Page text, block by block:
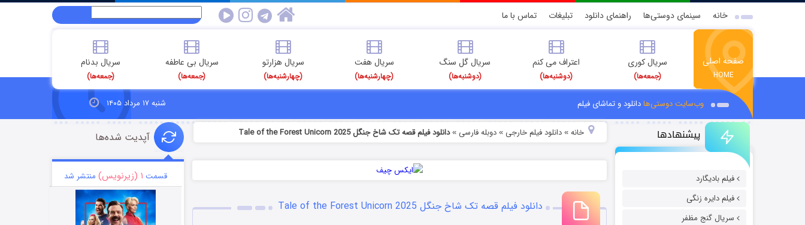
خانه سینمای دوستی‌ها راهنمای دانلود تبلیغات تماس با ما
صفحه اصلی
HOME
سریال کوری
(جمعه‌ها)
اعتراف می کنم
(دوشنبه‌ها)
سریال گل سنگ
(دوشنبه‌ها)
سریال هفت
(چهارشنبه‌ها)
سریال هزارتو
(چهارشنبه‌ها)
سریال بی عاطفه
(جمعه‌ها)
سریال بدنام
(جمعه‌ها)
وب‌سایت دوستی‌هادانلود و تماشای فیلم شنبه ۱۷ مرداد ۱۴۰۵
پیشنهادها
فیلم بادیگارد
فیلم دایره زنگی
سریال گنج مظفر
خانه» دانلود فیلم خارجی » دوبله فارسی »دانلود فیلم قصه تک شاخ جنگل Tale of the Forest Unicorn 2025
دانلود فیلم قصه تک شاخ جنگل Tale of the Forest Unicorn 2025
آپدیت شده‌ها
قسمت ۱ (زیرنویس) منتشر شد